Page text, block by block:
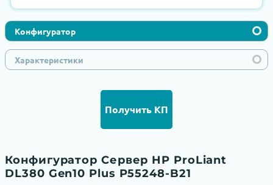
Конфигуратор
Характеристики
Получить КП
Конфигуратор Сервер HP ProLiant
DL380 Gen10 Plus P55248-B21